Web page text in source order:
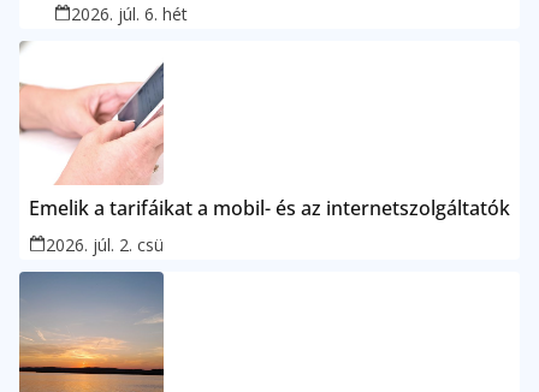
2026. júl. 6. hét
Emelik a tarifáikat a mobil- és az internetszolgáltatók
2026. júl. 2. csü